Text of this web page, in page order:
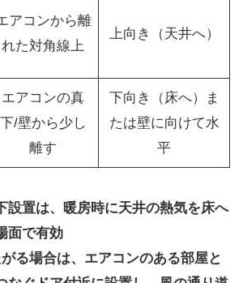
アコンから離
れた対角線上
上向き（天井へ）
エアコンの真
下/壁から少し
離す
下向き（床へ）ま
たは壁に向けて水
平
設置は、暖房時に天井の熱気を床へ
面で有効
る場合は、エアコンのある部屋と